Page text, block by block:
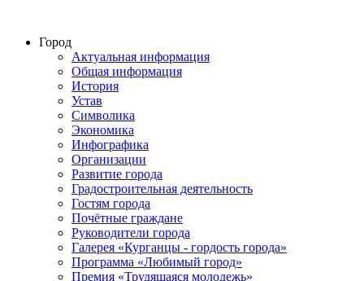
Город
Актуальная информация
Общая информация
История
Устав
Символика
Экономика
Инфографика
Организации
Развитие города
Градостроительная деятельность
Гостям города
Почётные граждане
Руководители города
Галерея «Курганцы - гордость города»
Программа «Любимый город»
Премия «Трудящаяся молодежь»